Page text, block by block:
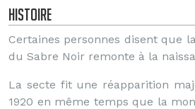
Histoire
Certaines personnes disent que
du Sabre Noir remonte à la
La secte fit une réapparition
1920 en même temps que la